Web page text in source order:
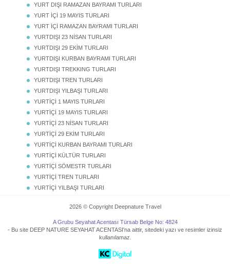
YURT DIŞI RAMAZAN BAYRAMI TURLARI
YURT İÇİ 19 MAYIS TURLARI
YURT İÇİ RAMAZAN BAYRAMI TURLARI
YURTDIŞI 23 NİSAN TURLARI
YURTDIŞI 29 EKİM TURLARI
YURTDIŞI KURBAN BAYRAMI TURLARI
YURTDIŞI TREKKING TURLARI
YURTDIŞI TREN TURLARI
YURTDIŞI YILBAŞI TURLARI
YURTİÇİ 1 MAYIS TURLARI
YURTİÇİ 19 MAYIS TURLARI
YURTİÇİ 23 NİSAN TURLARI
YURTİÇİ 29 EKİM TURLARI
YURTİÇİ KURBAN BAYRAMI TURLARI
YURTİÇİ KÜLTÜR TURLARI
YURTİÇİ SÖMESTR TURLARI
YURTİÇİ TREN TURLARI
YURTİÇİ YILBAŞI TURLARI
2026 © Copyright Deepnature Travel
A Grubu Seyahat Acentası Türsab Belge No: 4824
- Bu site DEEP NATURE SEYAHAT ACENTASI'na aittir, sitedeki yazı ve resimler izinsiz
kullanılamaz.